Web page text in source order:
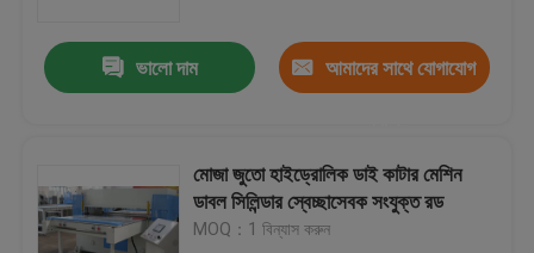
ভালো দাম আমাদের সাথে যোগাযোগ
মোজা জুতো হাইড্রোলিক ডাই কাটার মেশিন
ডাবল সিলিন্ডার স্বেচ্ছাসেবক সংযুক্ত রড
MOQ：1 বিন্যাস করুন